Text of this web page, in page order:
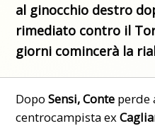
al ginocchio destro
rimediato contro il
giorni comincerà la
DopoSensi, Conte perde
centrocampista ex